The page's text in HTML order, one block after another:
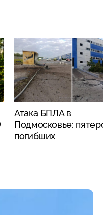
Атака БПЛА в
Подмосковье:
погибших